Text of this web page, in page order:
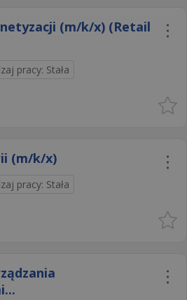
(m/k/x) (Retail
pracy: Stała
(m/k/x)
pracy: Stała